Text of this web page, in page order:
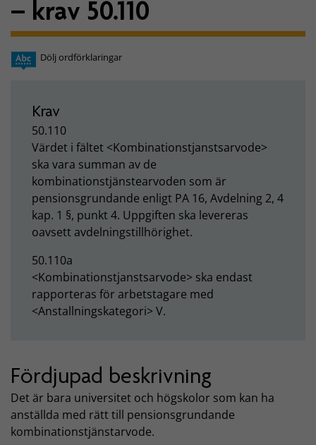
– krav 50.110
Dölj ordförklaringar
Krav
50.110
Värdet i fältet <Kombinationstjanstsarvode>
ska vara summan av de
kombinationstjänstearvoden som är
pensionsgrundande enligt PA 16, Avdelning 2, 4
kap. 1 §, punkt 4. Uppgiften ska levereras
oavsett avdelningstillhörighet.
50.110a
<Kombinationstjanstsarvode> ska endast
rapporteras för arbetstagare med
<Anstallningskategori> V.
Fördjupad beskrivning
Det är bara universitet och högskolor som kan ha
anställda med rätt till pensionsgrundande
kombinationstjänstarvode.